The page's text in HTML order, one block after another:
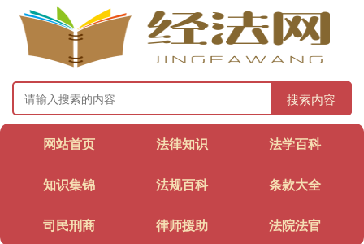
搜索内容
网站首页 法律知识 法学百科
知识集锦 法规百科 条款大全
司民刑商 律师援助 法院法官